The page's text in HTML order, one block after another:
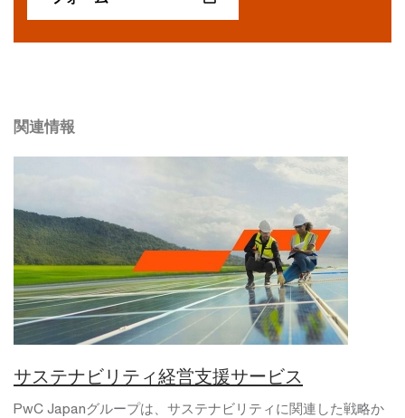
関連情報
サステナビリティ経営支援サービス
PwC Japanグループは、サステナビリティに関連した戦略か